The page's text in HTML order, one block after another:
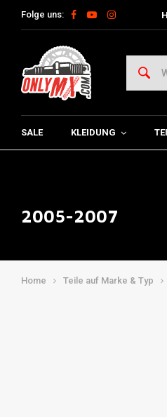
Folge uns:
SALE KLEIDUNG
2005-2007
Home Teile auf Marke & Typ